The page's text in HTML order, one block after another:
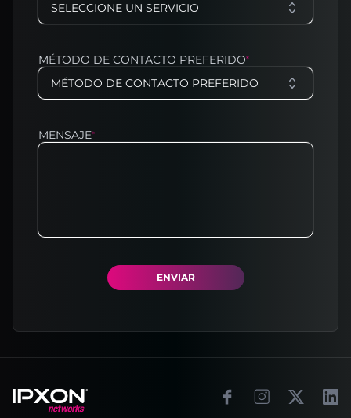
SELECCIONE UN SERVICIO
MÉTODO DE CONTACTO PREFERIDO*
MÉTODO DE CONTACTO PREFERIDO
MENSAJE*
ENVIAR
Footer FacebookInstagram
X